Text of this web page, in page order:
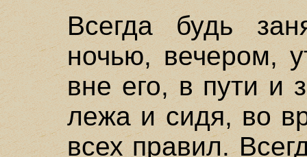
Всегда будь
ночью, вечером,
вне его, в пути и
лежа и сидя, во
всех правил.